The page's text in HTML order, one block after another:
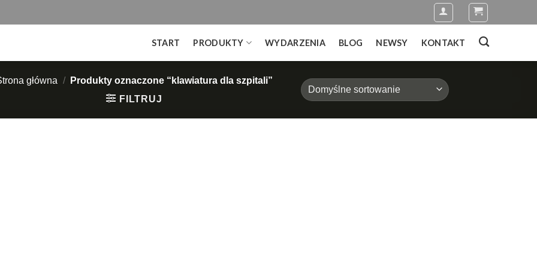
START PRODUKTY WYDARZENIA BLOG NEWSY KONTAKT
główna /
Produkty oznaczone “klawiatura dla szpitali”
FILTRUJ